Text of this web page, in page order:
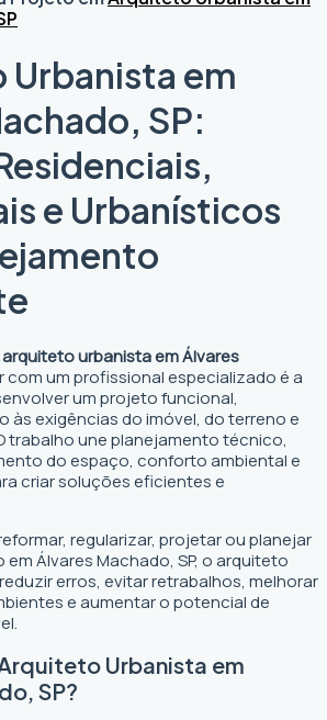
em
SP:
e Urbanísticos
arquiteto urbanista em Álvares
com um profissional especializado é a
um projeto funcional,
às exigências do imóvel, do terreno e
trabalho une planejamento técnico,
do espaço, conforto ambiental e
criar soluções eficientes e
regularizar, projetar ou planejar
Álvares Machado, SP, o arquiteto
erros, evitar retrabalhos, melhorar
e aumentar o potencial de
Urbanista em
SP?